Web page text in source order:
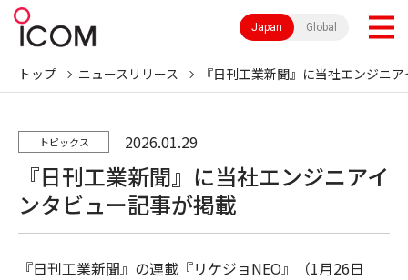
Japan Global
トップ ニュースリリース 『日刊工業新聞』に当社エンジニ
トピックス 2026.01.29
『日刊工業新聞』に当社エンジニアイ
ンタビュー記事が掲載
『日刊工業新聞』の連載『リケジョNEO』（1月26日